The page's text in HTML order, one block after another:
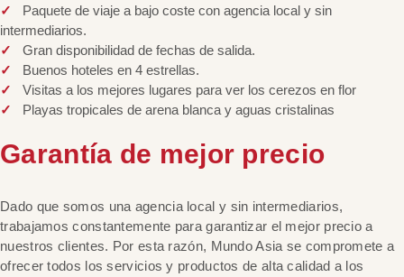
Paquete de viaje a bajo coste con agencia local y sin
intermediarios.
Gran disponibilidad de fechas de salida.
Buenos hoteles en 4 estrellas.
Visitas a los mejores lugares para ver los cerezos en flor
Playas tropicales de arena blanca y aguas cristalinas
Garantía de mejor precio
Dado que somos una agencia local y sin intermediarios,
trabajamos constantemente para garantizar el mejor precio a
nuestros clientes. Por esta razón, Mundo Asia se compromete a
ofrecer todos los servicios y productos de alta calidad a los